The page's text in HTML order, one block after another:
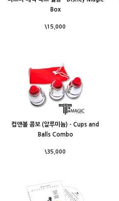
Box
\15,000
컵앤볼 콤보 (알루미늄) - Cups and
Balls Combo
\35,000